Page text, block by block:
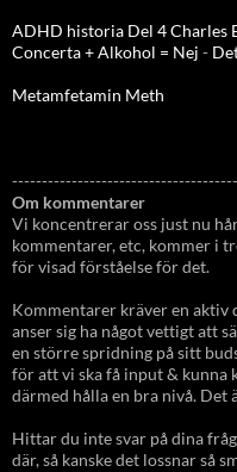
ADHD historia Del 4 Charles
Concerta + Alkohol = Nej -
Metamfetamin Meth
Om kommentarer
Vi koncentrerar oss just nu
kommentarer, etc, kommer i
för visad förståelse för det.
Kommentarer kräver en aktiv
anser sig ha något vettigt att
en större spridning på sitt
för att vi ska få input & kunna
därmed hålla en bra nivå. Det
Hittar du inte svar på dina
där, så kanske det lossnar så